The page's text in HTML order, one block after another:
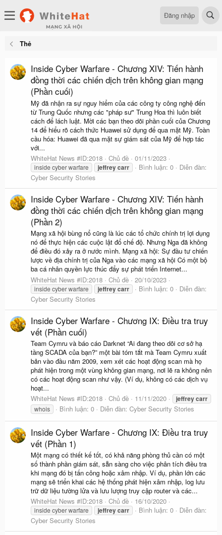
Đăng nhập
Thẻ
Inside Cyber Warfare - Chương XIV: Tiến hành
đồng thời các chiến dịch trên không gian mạng
(Phần cuối)
Mỹ đã nhận ra sự nguy hiểm của các công ty công nghệ đến
từ Trung Quốc nhưng các "pháp sư" Trung Hoa thì luôn biết
cách để lách luật. Mời các bạn theo dõi phần cuối của Chương
14 để hiểu rõ cách thức Huawei sử dụng để qua mặt Mỹ. Toàn
cầu hóa: Huawei đã qua mặt sự giám sát của Mỹ để hợp tác
với...
WhiteHat News #ID:2018
Chủ đề 01/11/2023
inside cyber warfare jeffreycarr Bình luận: 0
Diễn đàn:
Cyber Security Stories
Inside Cyber Warfare - Chương XIV: Tiến hành
đồng thời các chiến dịch trên không gian mạng
(Phần 2)
Mạng xã hội bùng nổ cũng là lúc các tổ chức chính trị lợi dụng
nó để thực hiện các cuộc lật đổ chế độ. Nhưng Nga đã không
để điều đó xảy ra ở nước mình. Mạng xã hội: Sự đầu tư chiến
lược về địa chính trị của Nga vào các mạng xã hội Có một bộ
ba cá nhân quyền lực thúc đẩy sự phát triển Internet...
WhiteHat News #ID:2018
Chủ đề 20/10/2023
inside cyber warfare jeffreycarr Bình luận: 0
Diễn đàn:
Cyber Security Stories
Inside Cyber Warfare - Chương IX: Điều tra truy
vết (Phần cuối)
Team Cymru và báo cáo Darknet “Ai đang theo dõi cơ sở hạ
tầng SCADA của bạn?” một bài tóm tắt mà Team Cymru xuất
bản vào đầu năm 2009, xem xét các hoạt động scan mà họ
phát hiện trong một vùng không gian mạng, nơi lẽ ra không nên
có các hoạt động scan như vậy. (Ví dụ, không có các dịch vụ
hoạt...
WhiteHat News #ID:2018
Chủ đề 11/11/2020 jeffreycarr
whois Bình luận: 0 Diễn đàn: Cyber Security Stories
Inside Cyber Warfare - Chương IX: Điều tra truy
vết (Phần 1)
Một mạng có thiết kế tốt, có khả năng phòng thủ cần có một
số thành phần giám sát, sẵn sàng cho việc phân tích điều tra
khi mạng đó bị tấn công hoặc xâm nhập. Ví dụ, phần lớn các
mạng sẽ triển khai các hệ thống phát hiện xâm nhập, log lưu
trữ dữ liệu tường lửa và lưu lượng truy cập router và các...
WhiteHat News #ID:2018
Chủ đề 16/10/2020
inside cyber warfare jeffreycarr Bình luận: 0
Diễn đàn:
Cyber Security Stories